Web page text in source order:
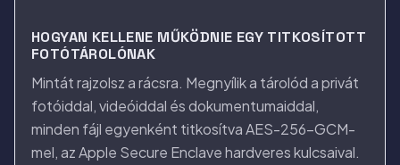
HOGYAN KELLENE MŰKÖDNIE EGY TITKOSÍTOTT
FOTÓTÁROLÓNAK
Mintát rajzolsz a rácsra. Megnyílik a tárolód a privát
fotóiddal, videóiddal és dokumentumaiddal,
minden fájl egyenként titkosítva AES-256-GCM-
mel, az Apple Secure Enclave hardveres kulcsaival.